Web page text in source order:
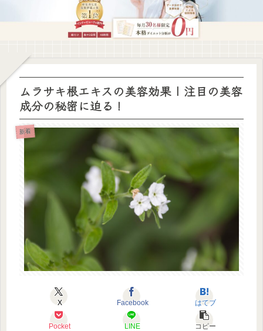
ムラサキ根エキスの美容効果 | 注目の美容
成分の秘密に迫る！
新着
X Facebook はてブ
Pocket LINE コピー